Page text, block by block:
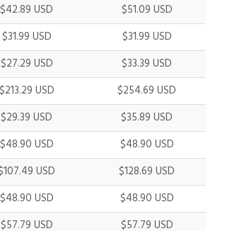
$42.89 USD
$51.09 USD
$31.99 USD
$31.99 USD
$27.29 USD
$33.39 USD
$213.29 USD
$254.69 USD
$29.39 USD
$35.89 USD
$48.90 USD
$48.90 USD
USD
$128.69 USD
$48.90 USD
$48.90 USD
$57.79 USD
$57.79 USD